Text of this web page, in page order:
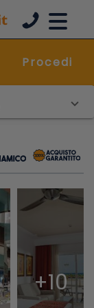
+10
Procedi